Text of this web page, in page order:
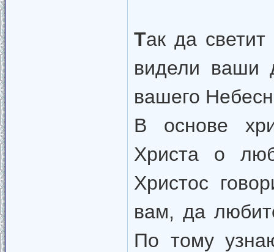
Так да
видели ваши
вашего
В основе
Христа о
Христос
вам, да
По тому